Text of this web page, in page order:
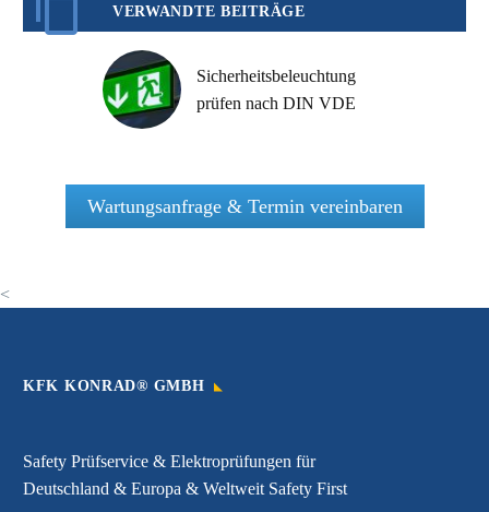
VERWANDTE BEITRÄGE
Sicherheitsbeleuchtung
prüfen nach DIN VDE
Wartungsanfrage & Termin vereinbaren
<
KFK KONRAD® GMBH
Safety Prüfservice & Elektroprüfungen für
Deutschland & Europa & Weltweit Safety First